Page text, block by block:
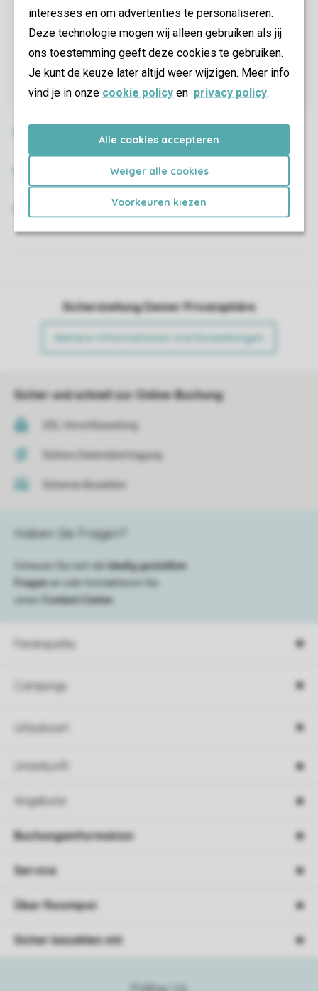
interesses en om advertenties te personaliseren.
Deze technologie mogen wij alleen gebruiken als jij
ons toestemming geeft deze cookies te gebruiken.
Je kunt de keuze later altijd weer wijzigen. Meer info
vind je in onze cookie policy en privacy policy.
Alle cookies accepteren
Weiger alle cookies
Voorkeuren kiezen
Sicherstellung Deiner Privatsphäre
Weitere Informationen und Einstellungen
Sicher und schnell zur Online-Buchung
SSL-Verschlüsselung
Sichere Datenübertragung
Sicheres Bezahlen
Ferienparks
Campings
Urlaubsart
Unterkunft
Angebote
Haben Sie Fragen?
Schauen Sie sich die häufig gestellten
Fragenan oder kontaktieren Sie
unser
Contact Center
Buchungsinformation
Service
Über Roompot
Sicher bezahlen mit